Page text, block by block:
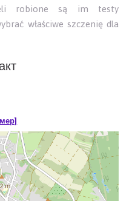
robione są im testy
właściwe szczenię dla